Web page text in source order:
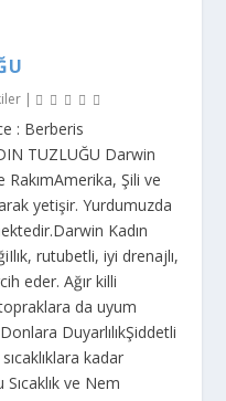
|
: Berberis
TUZLUĞU Darwin
RakımAmerika, Şili ve
yetişir. Yurdumuzda
Kadın
rutubetli, iyi drenajlı,
eder. Ağır killi
da uyum
DuyarlılıkŞiddetli
kadar
ve Nem